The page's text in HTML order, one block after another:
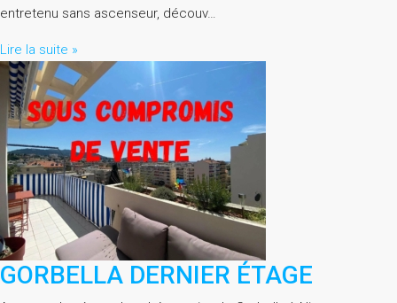
entretenu sans ascenseur, découv…
Lire la suite »
GORBELLA DERNIER ÉTAGE